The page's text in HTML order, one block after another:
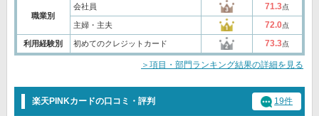
職業別
会社員 71.3点
主婦・主夫 72.0点
利用経験別 初めてのクレジットカード 73.3点
＞項目・部門ランキング結果の詳細を見る
楽天PINKカードの口コミ・評判 19件